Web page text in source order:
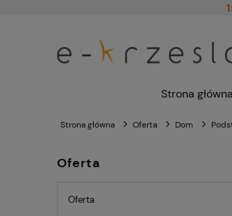
Strona główna
Strona główna Oferta Dom
Oferta
Oferta